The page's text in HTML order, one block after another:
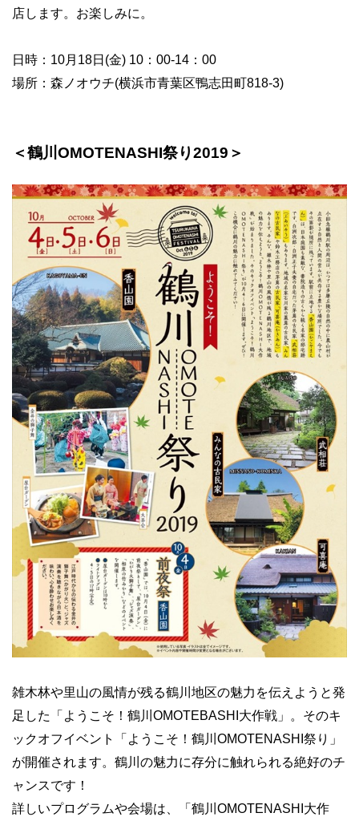
店します。お楽しみに。
日時：10月18日(金) 10：00-14：00
場所：森ノオウチ(横浜市青葉区鴨志田町818-3)
＜鶴川OMOTENASHI祭り2019＞
雑木林や里山の風情が残る鶴川地区の魅力を伝えようと発
足した「ようこそ！鶴川OMOTEBASHI大作戦」。そのキ
ックオフイベント「ようこそ！鶴川OMOTENASHI祭り」
が開催されます。鶴川の魅力に存分に触れられる絶好のチ
ャンスです！
詳しいプログラムや会場は、「鶴川OMOTENASHI大作